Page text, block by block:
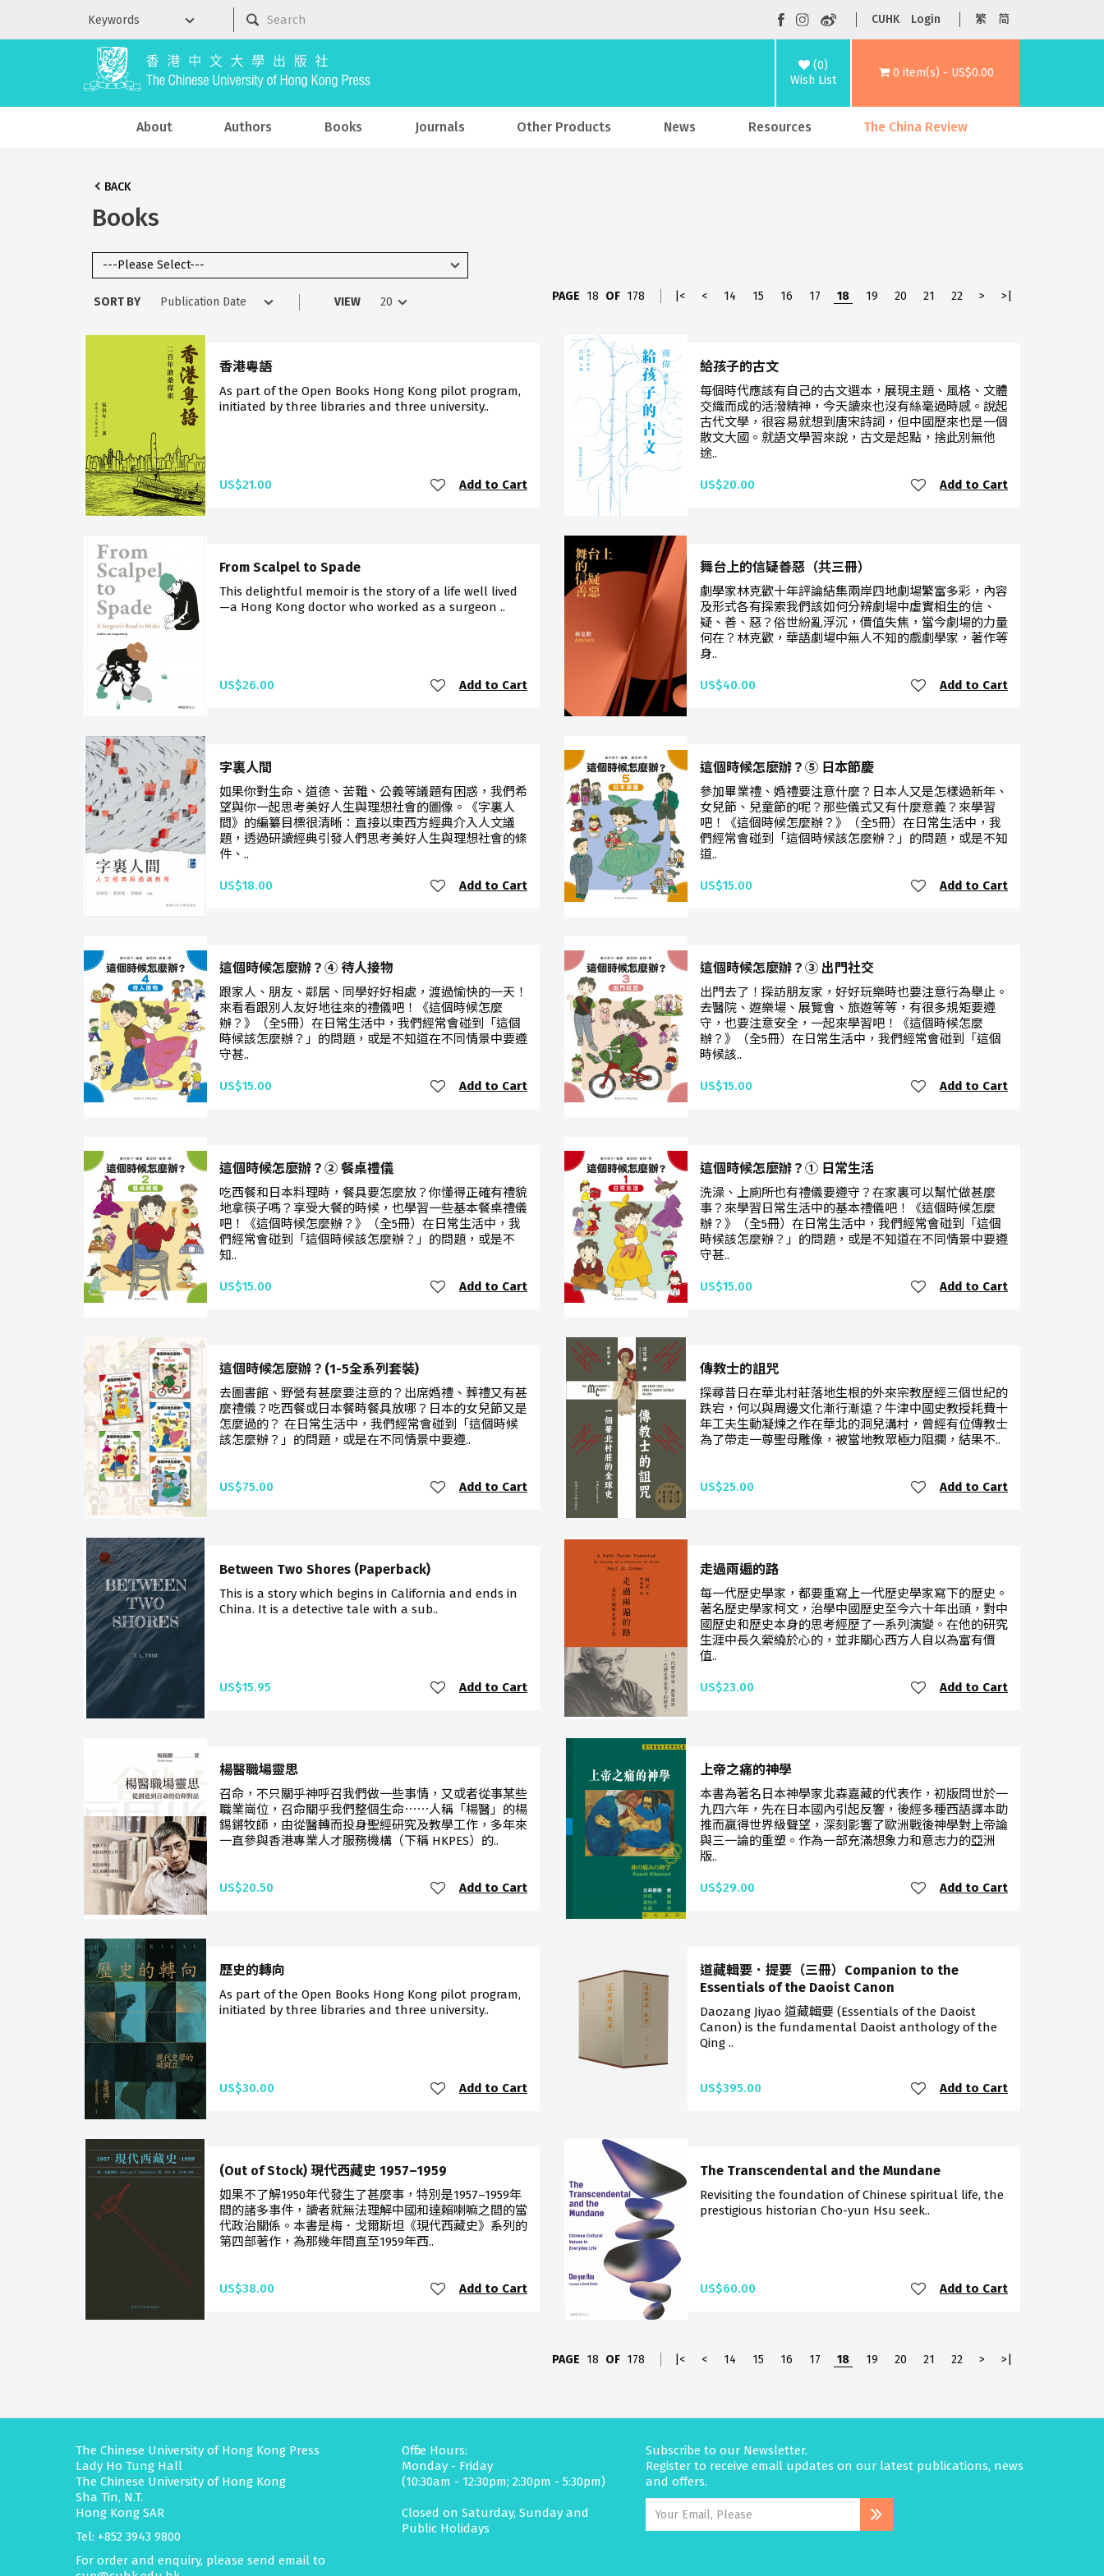
CUHK Login 繁 简
(0)
Wish List
0 item(s) - US$0.00
About Authors Books Journals Other Products News Resources The China Review
BACK
Books
SORT BY VIEW PAGE 18 OF 178 |< < 14 15 16 17 18 19 20 21 22 > >|
香港粵語
As part of the Open Books Hong Kong pilot program,
initiated by three libraries and three university..
US$21.00 Add to Cart
給孩子的古文
每個時代應該有自己的古文選本，展現主題、風格、文體
交織而成的活潑精神，今天讀來也沒有絲毫過時感。說起
古代文學，很容易就想到唐宋詩詞，但中國歷來也是一個
散文大國。就語文學習來說，古文是起點，捨此別無他
途..
US$20.00 Add to Cart
From Scalpel to Spade
This delightful memoir is the story of a life well lived
—a Hong Kong doctor who worked as a surgeon ..
US$26.00 Add to Cart
舞台上的信疑善惡（共三冊）
劇學家林克歡十年評論結集兩岸四地劇場繁富多彩，內容
及形式各有探索我們該如何分辨劇場中虛實相生的信、
疑、善、惡？俗世紛亂浮沉，價值失焦，當今劇場的力量
何在？林克歡，華語劇場中無人不知的戲劇學家，著作等
身..
US$40.00 Add to Cart
字裏人間
如果你對生命、道德、苦難、公義等議題有困惑，我們希
望與你一起思考美好人生與理想社會的圖像。《字裏人
間》的編纂目標很清晰：直接以東西方經典介入人文議
題，透過研讀經典引發人們思考美好人生與理想社會的條
件、..
US$18.00 Add to Cart
這個時候怎麼辦？⑤ 日本節慶
參加畢業禮、婚禮要注意什麼？日本人又是怎樣過新年、
女兒節、兒童節的呢？那些儀式又有什麼意義？來學習
吧！《這個時候怎麼辦？》（全5冊）在日常生活中，我
們經常會碰到「這個時候該怎麼辦？」的問題，或是不知
道..
US$15.00 Add to Cart
這個時候怎麼辦？④ 待人接物
跟家人、朋友、鄰居、同學好好相處，渡過愉快的一天！
來看看跟別人友好地往來的禮儀吧！《這個時候怎麼
辦？》（全5冊）在日常生活中，我們經常會碰到「這個
時候該怎麼辦？」的問題，或是不知道在不同情景中要遵
守甚..
US$15.00 Add to Cart
這個時候怎麼辦？③ 出門社交
出門去了！探訪朋友家，好好玩樂時也要注意行為舉止。
去醫院、遊樂場、展覽會、旅遊等等，有很多規矩要遵
守，也要注意安全，一起來學習吧！《這個時候怎麼
辦？》（全5冊）在日常生活中，我們經常會碰到「這個
時候該..
US$15.00 Add to Cart
這個時候怎麼辦？② 餐桌禮儀
吃西餐和日本料理時，餐具要怎麼放？你懂得正確有禮貌
地拿筷子嗎？享受大餐的時候，也學習一些基本餐桌禮儀
吧！《這個時候怎麼辦？》（全5冊）在日常生活中，我
們經常會碰到「這個時候該怎麼辦？」的問題，或是不
知..
US$15.00 Add to Cart
這個時候怎麼辦？① 日常生活
洗澡、上廁所也有禮儀要遵守？在家裏可以幫忙做甚麼
事？來學習日常生活中的基本禮儀吧！《這個時候怎麼
辦？》（全5冊）在日常生活中，我們經常會碰到「這個
時候該怎麼辦？」的問題，或是不知道在不同情景中要遵
守甚..
US$15.00 Add to Cart
這個時候怎麼辦？(1-5全系列套裝)
去圖書館、野營有甚麼要注意的？出席婚禮、葬禮又有甚
麼禮儀？吃西餐或日本餐時餐具放哪？日本的女兒節又是
怎麼過的？ 在日常生活中，我們經常會碰到「這個時候
該怎麼辦？」的問題，或是在不同情景中要遵..
US$75.00 Add to Cart
傳教士的詛咒
探尋昔日在華北村莊落地生根的外來宗教歷經三個世紀的
跌宕，何以與周邊文化漸行漸遠？牛津中國史教授耗費十
年工夫生動凝煉之作在華北的洞兒溝村，曾經有位傳教士
為了帶走一尊聖母雕像，被當地教眾極力阻攔，結果不..
US$25.00 Add to Cart
Between Two Shores (Paperback)
This is a story which begins in California and ends in
China. It is a detective tale with a sub..
US$15.95 Add to Cart
走過兩遍的路
每一代歷史學家，都要重寫上一代歷史學家寫下的歷史。
著名歷史學家柯文，治學中國歷史至今六十年出頭，對中
國歷史和歷史本身的思考經歷了一系列演變。在他的研究
生涯中長久縈繞於心的，並非關心西方人自以為富有價
值..
US$23.00 Add to Cart
楊醫職場靈思
召命，不只關乎神呼召我們做一些事情，又或者從事某些
職業崗位，召命關乎我們整個生命⋯⋯人稱「楊醫」的楊
錫鏘牧師，由從醫轉而投身聖經研究及教學工作，多年來
一直參與香港專業人才服務機構（下稱 HKPES）的..
US$20.50 Add to Cart
上帝之痛的神學
本書為著名日本神學家北森嘉藏的代表作，初版問世於一
九四六年，先在日本國內引起反響，後經多種西語譯本助
推而贏得世界級聲望，深刻影響了歐洲戰後神學對上帝論
與三一論的重塑。作為一部充滿想象力和意志力的亞洲
版..
US$29.00 Add to Cart
歷史的轉向
As part of the Open Books Hong Kong pilot program,
initiated by three libraries and three university..
US$30.00 Add to Cart
道藏輯要．提要（三冊）Companion to the
Essentials of the Daoist Canon
Daozang Jiyao 道藏輯要 (Essentials of the Daoist
Canon) is the fundamental Daoist anthology of the
Qing ..
US$395.00 Add to Cart
(Out of Stock) 現代西藏史 1957–1959
如果不了解1950年代發生了甚麼事，特別是1957–1959年
間的諸多事件，讀者就無法理解中國和達賴喇嘛之間的當
代政治關係。本書是梅．戈爾斯坦《現代西藏史》系列的
第四部著作，為那幾年間直至1959年西..
US$38.00 Add to Cart
The Transcendental and the Mundane
Revisiting the foundation of Chinese spiritual life, the
prestigious historian Cho-yun Hsu seek..
US$60.00 Add to Cart
PAGE 18 OF 178 |< < 14 15 16 17 18 19 20 21 22 > >|
The Chinese University of Hong Kong Press
Lady Ho Tung Hall
The Chinese University of Hong Kong
Sha Tin, N.T.
Hong Kong SAR
Tel: +852 3943 9800
For order and enquiry, please send email to
Office Hours:
Monday - Friday
(10:30am - 12:30pm; 2:30pm - 5:30pm)
Closed on Saturday, Sunday and
Public Holidays
Subscribe to our Newsletter.
Register to receive email updates on our latest publications, news
and offers.